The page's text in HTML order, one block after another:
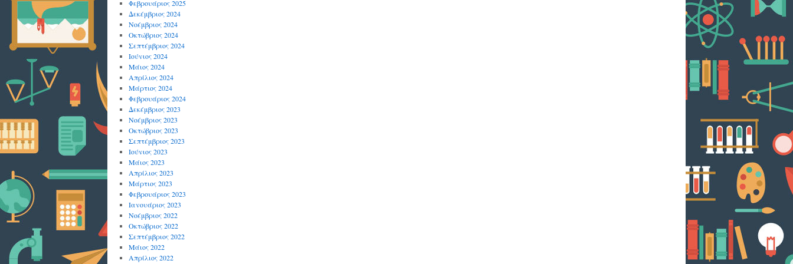
Φεβρουάριος 2025
Δεκέμβριος 2024
Νοέμβριος 2024
Οκτώβριος 2024
Σεπτέμβριος 2024
Ιούνιος 2024
Μάιος 2024
Απρίλιος 2024
Μάρτιος 2024
Φεβρουάριος 2024
Δεκέμβριος 2023
Νοέμβριος 2023
Οκτώβριος 2023
Σεπτέμβριος 2023
Ιούνιος 2023
Μάιος 2023
Απρίλιος 2023
Μάρτιος 2023
Φεβρουάριος 2023
Ιανουάριος 2023
Νοέμβριος 2022
Οκτώβριος 2022
Σεπτέμβριος 2022
Μάιος 2022
Απρίλιος 2022